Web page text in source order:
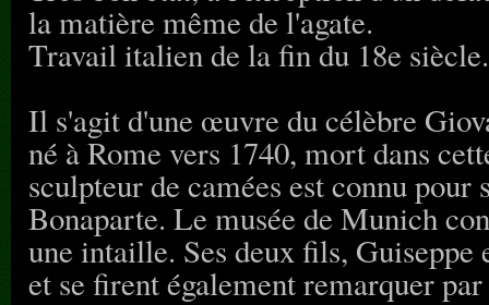
la matière même de l'agate.
Travail italien de la fin du 18e siècle.
Il s'agit d'une œuvre du célèbre
né à Rome vers 1740, mort dans
sculpteur de camées est connu
Bonaparte. Le musée de Munich
une intaille. Ses deux fils,
et se firent également remarquer